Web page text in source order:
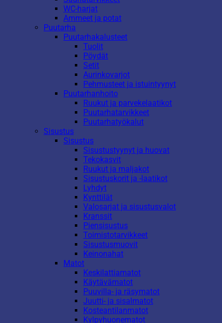
WC-harjat
Ammeet ja potat
Puutarha
Puutarhakalusteet
Tuolit
Pöydät
Setit
Aurinkovarjot
Pehmusteet ja istuintyynyt
Puutarhanhoito
Ruukut ja parvekelaatikot
Puutarhatarvikkeet
Puutarhatyökalut
Sisustus
Sisustus
Sisustustyynyt ja huovat
Tekokasvit
Ruukut ja maljakot
Sisustuskorit ja -laatikot
Lyhdyt
Kynttilät
Valosarjat ja sisustusvalot
Kranssit
Piensisustus
Toimistotarvikkeet
Sisustusmuovit
Keinonahat
Matot
Keskilattiamatot
Käytävämatot
Puuvilla- ja räsymatot
Juutti- ja sisalmatot
Kosteantilanmatot
Kylpyhuonematot